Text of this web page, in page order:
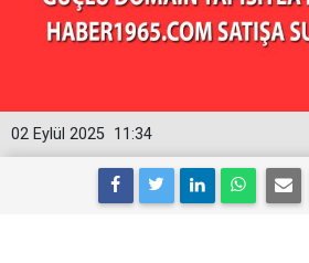
11:34
02 Eylül 2025